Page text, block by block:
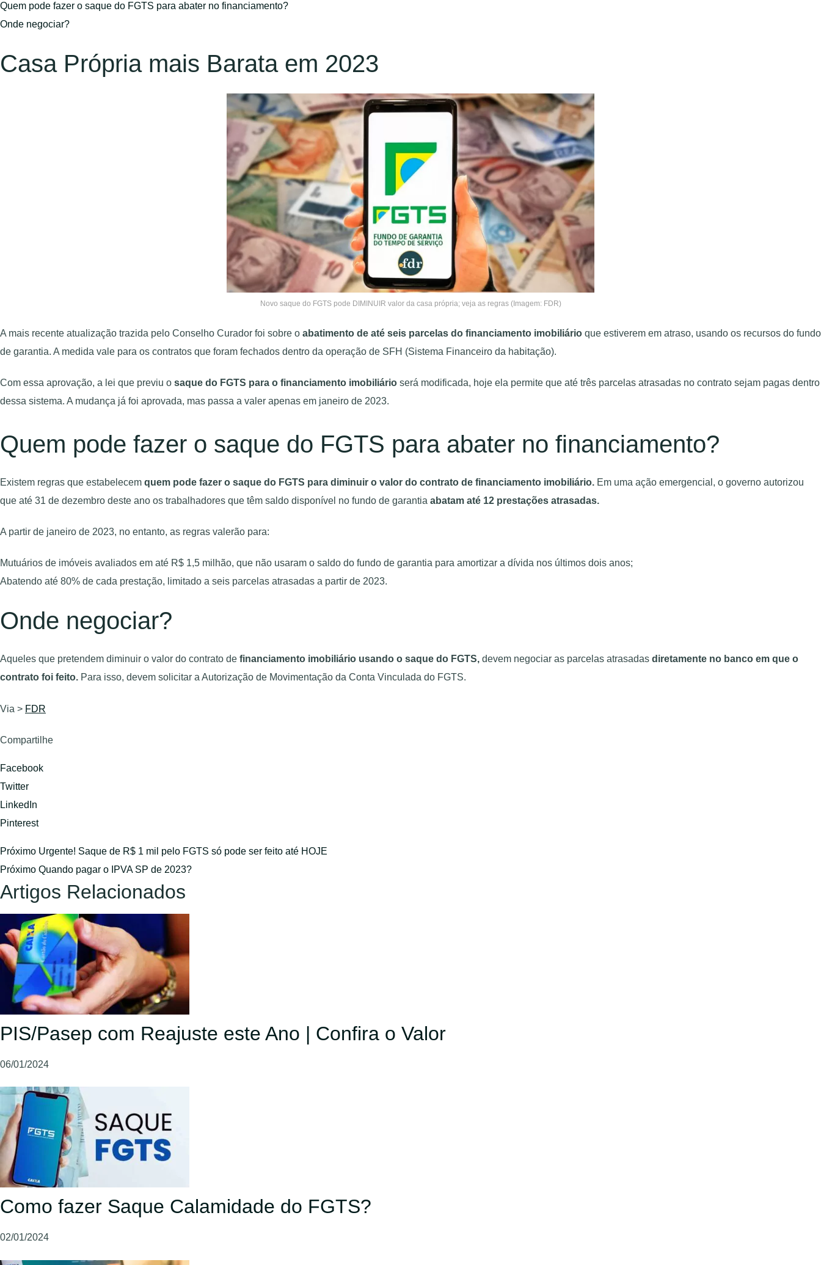
Quem pode fazer o saque do FGTS para abater no financiamento?
Onde negociar?
Casa Própria mais Barata em 2023
Novo saque do FGTS pode DIMINUIR valor da casa própria; veja as regras (Imagem: FDR)
A mais recente atualização trazida pelo Conselho Curador foi sobre o abatimento de até seis parcelas do financiamento imobiliário que estiverem em atraso, usando os recursos do fundo
de garantia. A medida vale para os contratos que foram fechados dentro da operação de SFH (Sistema Financeiro da habitação).
Com essa aprovação, a lei que previu o saque do FGTS para o financiamento imobiliário será modificada, hoje ela permite que até três parcelas atrasadas no contrato sejam pagas dentro
dessa sistema. A mudança já foi aprovada, mas passa a valer apenas em janeiro de 2023.
Quem pode fazer o saque do FGTS para abater no financiamento?
Existem regras que estabelecem quem pode fazer o saque do FGTS para diminuir o valor do contrato de financiamento imobiliário. Em uma ação emergencial, o governo autorizou
que até 31 de dezembro deste ano os trabalhadores que têm saldo disponível no fundo de garantia abatam até 12 prestações atrasadas.
A partir de janeiro de 2023, no entanto, as regras valerão para:
Mutuários de imóveis avaliados em até R$ 1,5 milhão, que não usaram o saldo do fundo de garantia para amortizar a dívida nos últimos dois anos;
Abatendo até 80% de cada prestação, limitado a seis parcelas atrasadas a partir de 2023.
Onde negociar?
Aqueles que pretendem diminuir o valor do contrato de financiamento imobiliário usando o saque do FGTS, devem negociar as parcelas atrasadas diretamente no banco em que o
contrato foi feito. Para isso, devem solicitar a Autorização de Movimentação da Conta Vinculada do FGTS.
Via > FDR
Compartilhe
Facebook
Twitter
LinkedIn
Pinterest
Próximo Urgente! Saque de R$ 1 mil pelo FGTS só pode ser feito até HOJE
Próximo Quando pagar o IPVA SP de 2023?
Artigos Relacionados
PIS/Pasep com Reajuste este Ano | Confira o Valor
06/01/2024
Como fazer Saque Calamidade do FGTS?
02/01/2024